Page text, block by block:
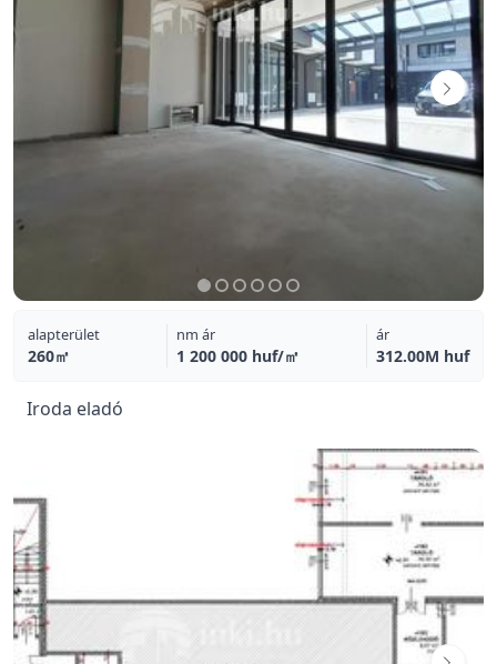
alapterület
260㎡
nm ár
1 200 000 huf/㎡
ár
312.00M huf
Iroda eladó